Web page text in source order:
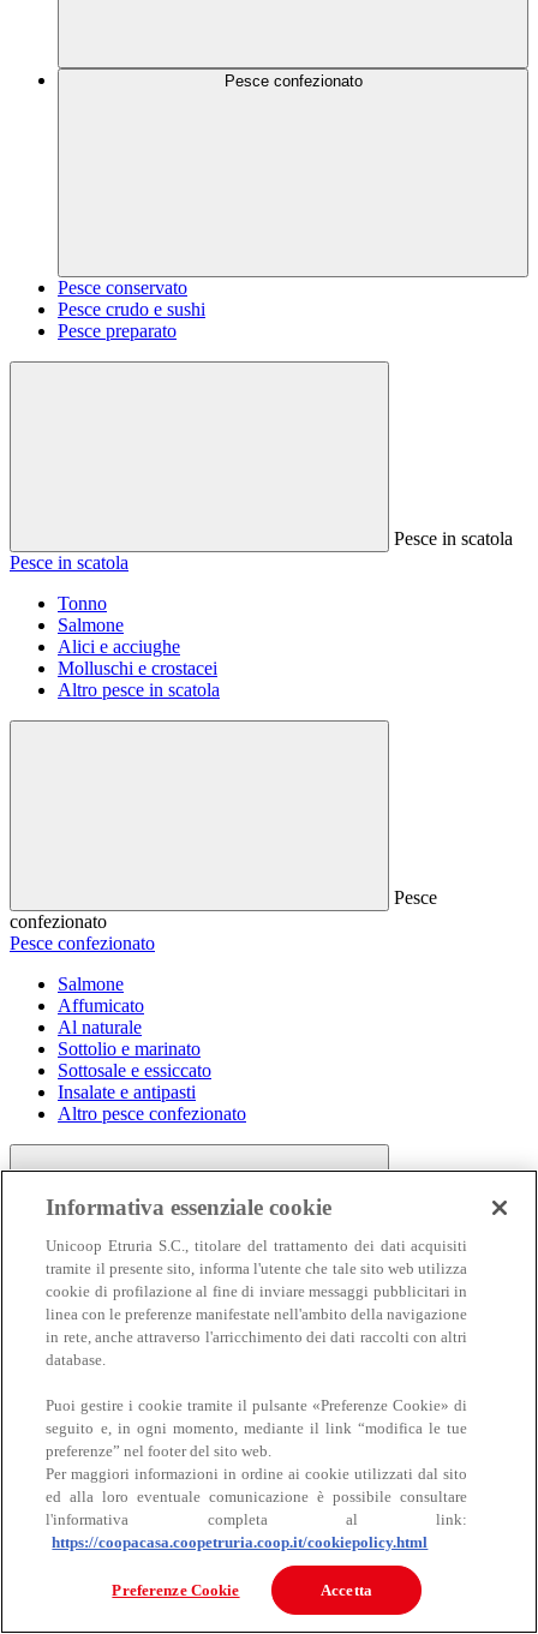
Pesce confezionato
Pesce conservato
Pesce crudo e sushi
Pesce preparato
Pesce in scatola
Pesce in scatola
Tonno
Salmone
Alici e acciughe
Molluschi e crostacei
Altro pesce in scatola
Pesce
confezionato
Pesce confezionato
Salmone
Affumicato
Al naturale
Sottolio e marinato
Sottosale e essiccato
Insalate e antipasti
Altro pesce confezionato
Carne
Carne
Bovino
Informativa essenziale cookie
Unicoop Etruria S.C., titolare del trattamento dei dati acquisiti
tramite il presente sito, informa l'utente che tale sito web utilizza
cookie di profilazione al fine di inviare messaggi pubblicitari in
linea con le preferenze manifestate nell'ambito della navigazione
in rete, anche attraverso l'arricchimento dei dati raccolti con altri
database.
Puoi gestire i cookie tramite il pulsante «Preferenze Cookie» di
seguito e, in ogni momento, mediante il link “modifica le tue
preferenze” nel footer del sito web.
Per maggiori informazioni in ordine ai cookie utilizzati dal sito
ed alla loro eventuale comunicazione è possibile consultare
l'informativa completa al link:
https://coopacasa.coopetruria.coop.it/cookiepolicy.html
Preferenze Cookie Accetta